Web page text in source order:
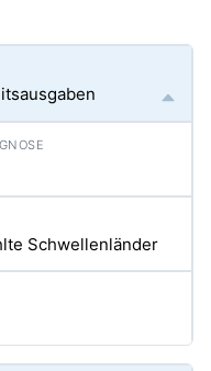
Schwellenländer